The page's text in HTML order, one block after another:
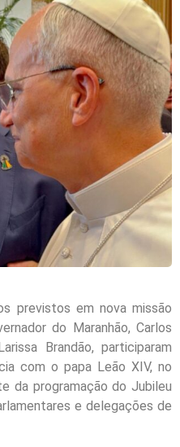
previstos em nova missão
do Maranhão, Carlos
Brandão, participaram
com o papa Leão XIV, no
da programação do Jubileu
e delegações de